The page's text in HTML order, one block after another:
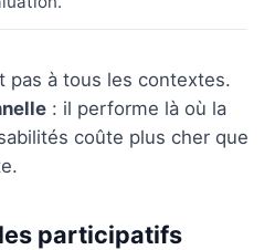
pas à tous les contextes.
: il performe là où la
coûte plus cher que
participatifs